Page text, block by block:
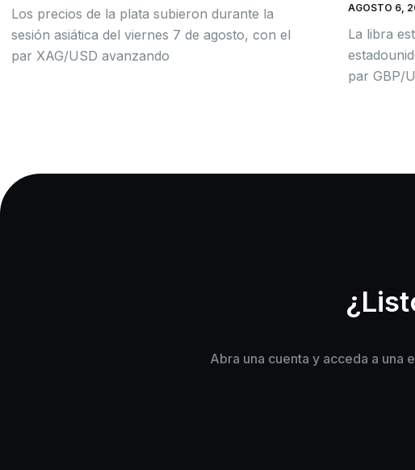
Los precios de la plata subieron durante la
sesión asiática del viernes 7 de agosto, con el
par XAG/USD avanzando
AGOSTO 6,
La libra
par GBP/
Abra una cuenta y acceda a una